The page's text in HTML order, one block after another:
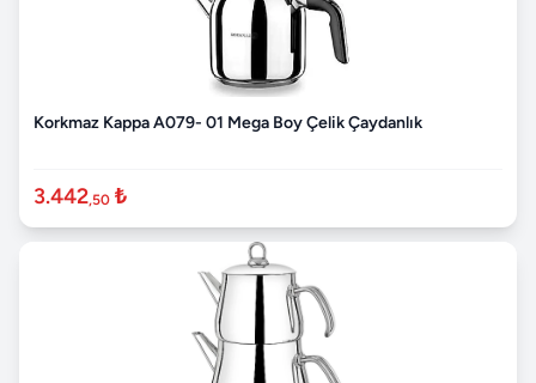
Korkmaz Kappa A079- 01 Mega Boy Çelik Çaydanlık
3.442,50 ₺